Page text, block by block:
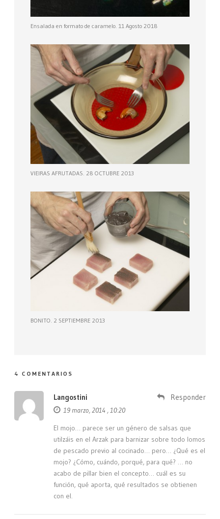
Ensalada en formato de caramelo. 11 Agosto 2018
VIEIRAS AFRUTADAS. 28 OCTUBRE 2013
BONITO. 2 SEPTIEMBRE 2013
4 COMENTARIOS
Langostini
19 marzo, 2014 , 10:20
Responder
El mojo… parece ser un género de salsas que
utilzáis en el Arzak para barnizar sobre todo lomos
de pescado previo al cocinado… pero… ¿Qué es el
mojo? ¿Cómo, cuándo, porqué, para qué? … no
acabo de pillar bien el concepto… cuál es su
función, qué aporta, qué resultados se obtienen
con el.